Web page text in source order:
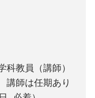
教員（講師）
講師は任期あり